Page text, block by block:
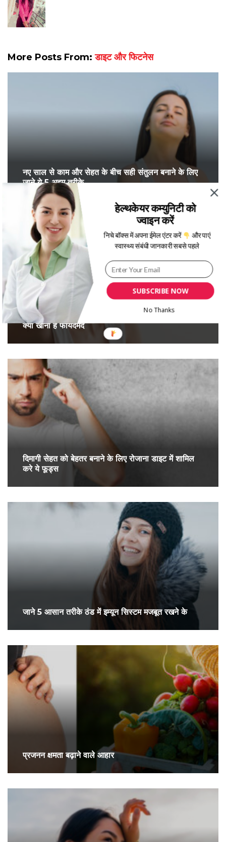
More Posts From:डाइट और फिटनेस
नए साल से काम और सेहत के बीच सही संतुलन बनाने के लिए
जाने ये 5 अहम तरीके
मेंस्ट्रुअल फेज के अनुसार खाएं ये फूड्स, जानें एक्सपर्ट से कब
क्या खाना है फायदेमंद
दिमागी सेहत को बेहतर बनाने के लिए रोजाना डाइट में शामिल
करे ये फूड्स
जाने 5 आसान तरीके ठंड में इम्यून सिस्टम मजबूत रखने के
प्रजनन क्षमता बढ़ाने वाले आहार
SUBSCRIBE NOW
हेल्थकेयर कम्युनिटी को
ज्वाइन करें
निचे बॉक्स में अपना ईमेल एंटर करें
और पाएं
स्वास्थ्य संबंधी जानकारी सबसे पहले
No Thanks